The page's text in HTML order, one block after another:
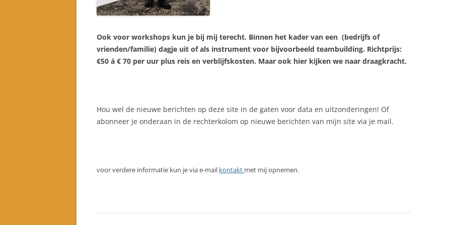
Ook voor workshops kun je bij mij terecht. Binnen het kader van een (bedrijfs of
vrienden/familie) dagje uit of als instrument voor bijvoorbeeld teambuilding. Richtprijs:
€50 á € 70 per uur plus reis en verblijfskosten. Maar ook hier kijken we naar draagkracht.
Hou wel de nieuwe berichten op deze site in de gaten voor data en uitzonderingen! Of
abonneer je onderaan in de rechterkolom op nieuwe berichten van mijn site via je mail.
voor verdere informatie kun je via e-mail kontakt met mij opnemen.